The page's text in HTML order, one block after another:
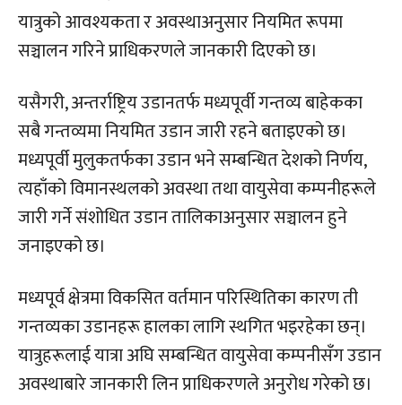
यात्रुको आवश्यकता र अवस्थाअनुसार नियमित रूपमा
सञ्चालन गरिने प्राधिकरणले जानकारी दिएको छ।
यसैगरी, अन्तर्राष्ट्रिय उडानतर्फ मध्यपूर्वी गन्तव्य बाहेकका
सबै गन्तव्यमा नियमित उडान जारी रहने बताइएको छ।
मध्यपूर्वी मुलुकतर्फका उडान भने सम्बन्धित देशको निर्णय,
त्यहाँको विमानस्थलको अवस्था तथा वायुसेवा कम्पनीहरूले
जारी गर्ने संशोधित उडान तालिकाअनुसार सञ्चालन हुने
जनाइएको छ।
मध्यपूर्व क्षेत्रमा विकसित वर्तमान परिस्थितिका कारण ती
गन्तव्यका उडानहरू हालका लागि स्थगित भइरहेका छन्।
यात्रुहरूलाई यात्रा अघि सम्बन्धित वायुसेवा कम्पनीसँग उडान
अवस्थाबारे जानकारी लिन प्राधिकरणले अनुरोध गरेको छ।